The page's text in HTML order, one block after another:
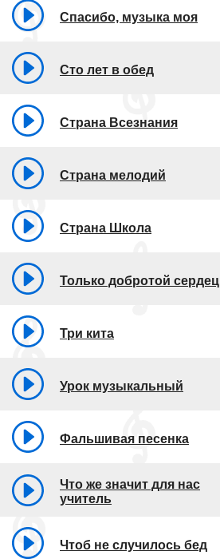
Спасибо, музыка моя
Сто лет в обед
Страна Всезнания
Страна мелодий
Страна Школа
Только добротой сердец
Три кита
Урок музыкальный
Фальшивая песенка
Что же значит для нас
учитель
Чтоб не случилось бед